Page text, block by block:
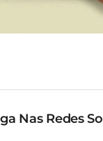
Nas Redes